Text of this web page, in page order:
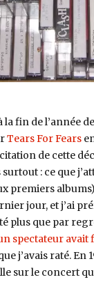
la fin de l’année
Tears For Fears
de cette
: ce que
premiers
jour, et j’ai
que par
spectateur
j’avais raté. En
sur le concert